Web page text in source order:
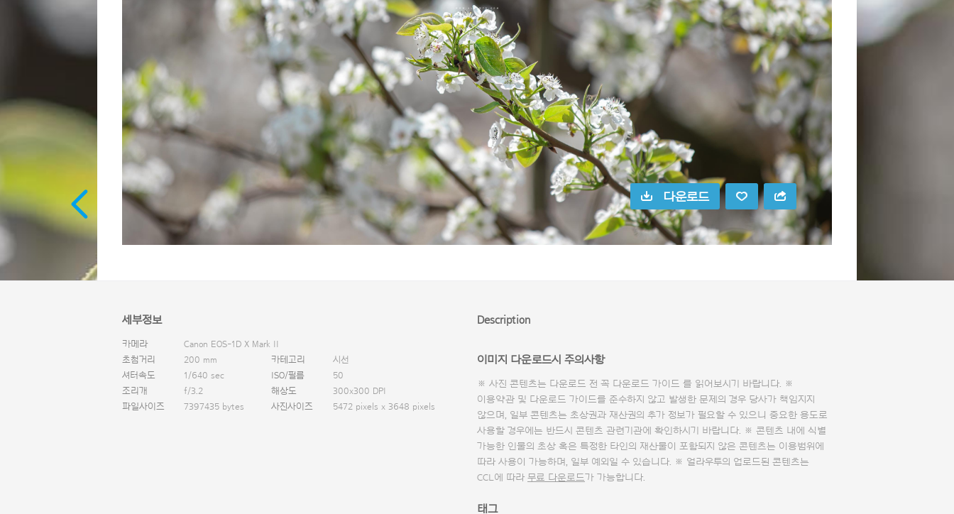
다운로드
세부정보
카메라
Canon EOS-1D X Mark II
초첨거리
200 mm 카테고리
시선
셔터속도
1/640 sec ISO/필름
50
조리개
f/3.2 해상도
300x300 DPI
파일사이즈
7397435 bytes 사진사이즈 5472 pixels x 3648 pixels
Description
이미지 다운로드시 주의사항
※ 사진 콘텐츠는 다운로드 전 꼭 다운로드 가이드 를 읽어보시기 바랍니다. ※
이용약관 및 다운로드 가이드를 준수하지 않고 발생한 문제의 경우 당사가 책임지지
않으며, 일부 콘텐츠는 초상권과 재산권의 추가 정보가 필요할 수 있으니 중요한 용도로
사용할 경우에는 반드시 콘텐츠 관련기관에 확인하시기 바랍니다. ※ 콘텐츠 내에 식별
가능한 인물의 초상 혹은 특정한 타인의 재산물이 포함되지 않은 콘텐츠는 이용범위에
따라 사용이 가능하며, 일부 예외일 수 있습니다. ※ 얼라우투의 업로드된 콘텐츠는
CCL에 따라 무료 다운로드가 가능합니다.
태그